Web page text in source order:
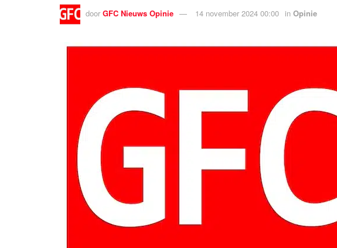
door GFC Nieuws Opinie 14 november 2024 00:00 in Opinie